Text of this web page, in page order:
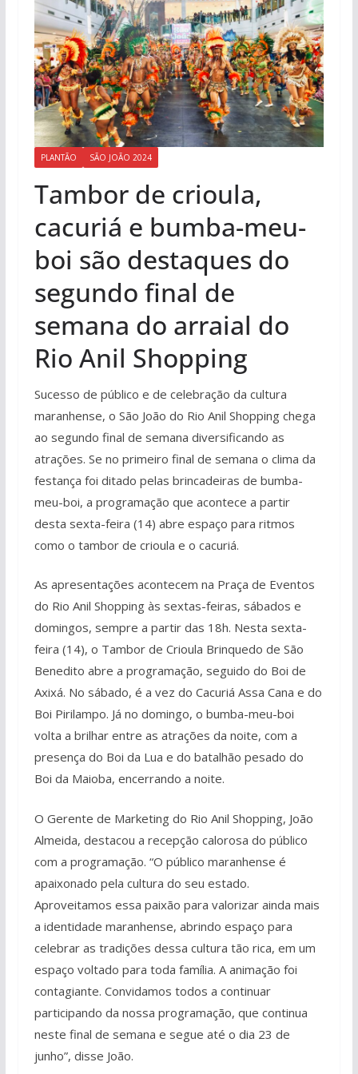
PLANTÃO SÃO JOÃO 2024
Tambor de crioula,
cacuriá e bumba-meu-
boi são destaques do
segundo final de
semana do arraial do
Rio Anil Shopping
Sucesso de público e de celebração da cultura
maranhense, o São João do Rio Anil Shopping chega
ao segundo final de semana diversificando as
atrações. Se no primeiro final de semana o clima da
festança foi ditado pelas brincadeiras de bumba-
meu-boi, a programação que acontece a partir
desta sexta-feira (14) abre espaço para ritmos
como o tambor de crioula e o cacuriá.
As apresentações acontecem na Praça de Eventos
do Rio Anil Shopping às sextas-feiras, sábados e
domingos, sempre a partir das 18h. Nesta sexta-
feira (14), o Tambor de Crioula Brinquedo de São
Benedito abre a programação, seguido do Boi de
Axixá. No sábado, é a vez do Cacuriá Assa Cana e do
Boi Pirilampo. Já no domingo, o bumba-meu-boi
volta a brilhar entre as atrações da noite, com a
presença do Boi da Lua e do batalhão pesado do
Boi da Maioba, encerrando a noite.
O Gerente de Marketing do Rio Anil Shopping, João
Almeida, destacou a recepção calorosa do público
com a programação. “O público maranhense é
apaixonado pela cultura do seu estado.
Aproveitamos essa paixão para valorizar ainda mais
a identidade maranhense, abrindo espaço para
celebrar as tradições dessa cultura tão rica, em um
espaço voltado para toda família. A animação foi
contagiante. Convidamos todos a continuar
participando da nossa programação, que continua
neste final de semana e segue até o dia 23 de
junho”, disse João.